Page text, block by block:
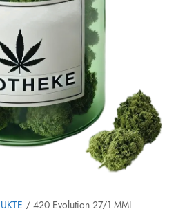
/ 420 Evolution 27/1 MMI